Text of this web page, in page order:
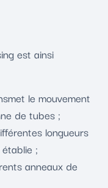
est ainsi
le mouvement
de tubes ;
longueurs
;
anneaux de